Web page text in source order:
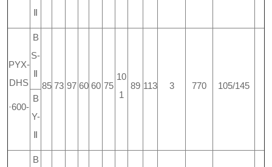
Ⅱ
PYX-
DHS
·600-
B
S-
Ⅱ
85 73 97 60 60 75
10
1
89 113 3 770
105/145
B
Y-
Ⅱ
B